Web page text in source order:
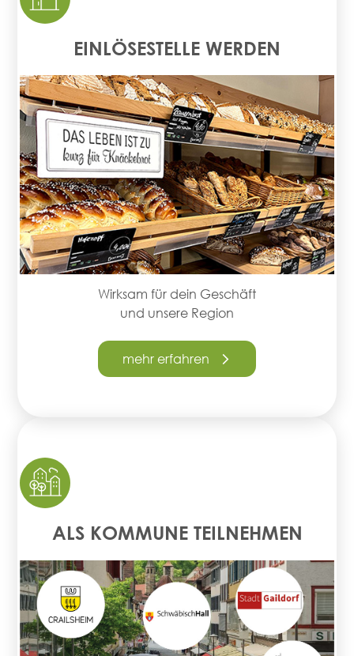
EINLÖSESTELLE WERDEN
Wirksam für dein Geschäft
und unsere Region
mehr erfahren
ALS KOMMUNE TEILNEHMEN